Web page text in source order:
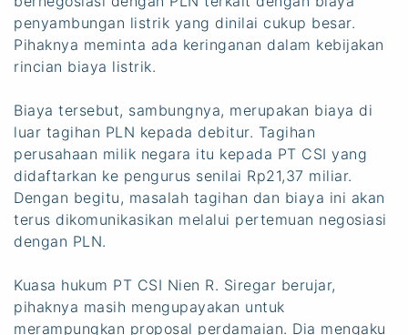
penyambungan listrik yang dinilai cukup besar.
Pihaknya meminta ada keringanan dalam kebijakan
rincian biaya listrik.
Biaya tersebut, sambungnya, merupakan biaya di
luar tagihan PLN kepada debitur. Tagihan
perusahaan milik negara itu kepada PT CSI yang
didaftarkan ke pengurus senilai Rp21,37 miliar.
Dengan begitu, masalah tagihan dan biaya ini akan
terus dikomunikasikan melalui pertemuan negosiasi
dengan PLN.
Kuasa hukum PT CSI Nien R. Siregar berujar,
pihaknya masih mengupayakan untuk
merampungkan proposal perdamaian. Dia mengaku